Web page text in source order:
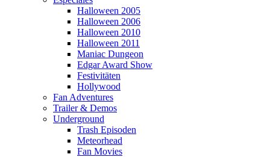
Halloween 2005
Halloween 2006
Halloween 2010
Halloween 2011
Maniac Dungeon
Edgar Award Show
Festivitäten
Hollywood
Fan Adventures
Trailer & Demos
Underground
Trash Episoden
Meteorhead
Fan Movies